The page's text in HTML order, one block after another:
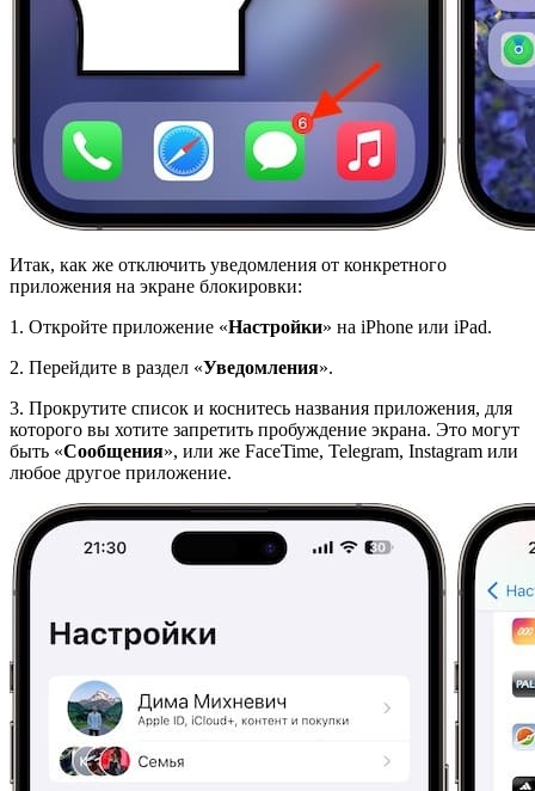
Итак, как же отключить уведомления от конкретного
приложения на экране блокировки:
1. Откройте приложение «Настройки» на iPhone или iPad.
2. Перейдите в раздел «Уведомления».
3. Прокрутите список и коснитесь названия приложения, для
которого вы хотите запретить пробуждение экрана. Это могут
быть «Сообщения», или же FaceTime, Telegram, Instagram или
любое другое приложение.